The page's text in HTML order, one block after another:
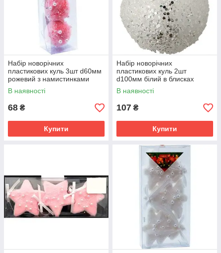
Набір новорічних
пластикових куль 3шт d60мм
рожевий з намистинками
92770-PN (240) ПІОНЕР
В наявності
68 ₴
Купити
Набір новорічних
пластикових куль 2шт
d100мм білий в блисках
92728-PN (96) ПІОНЕR
В наявності
107 ₴
Купити